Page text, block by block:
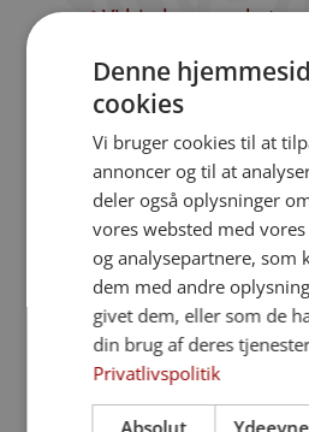
✔ Vi hjælper med at
kistepynt – og tilbyder
✔ Vi sørger for
✔ Vi vejleder om
som askespredning og
✔ Vi har kontakt til
med at vælge
✔ Vi søger om
for, at beløbet bliver
Denne
cookies
Vi bruger cookies til at
annoncer og til at
deler også oplysninger
vores websted med
og analysepartnere, som
dem med andre
givet dem, eller som de
din brug af deres
Privatlivspolitik
Absolut Ydeevne